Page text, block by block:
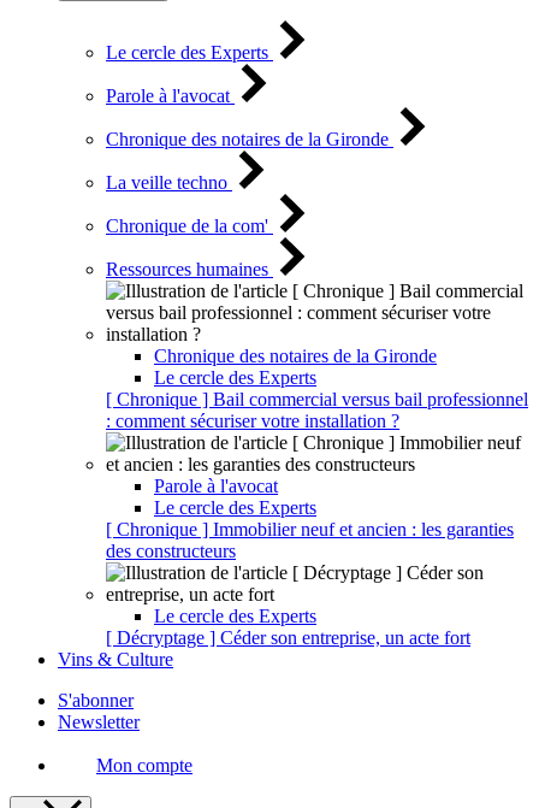
Le cercle des Experts
Parole à l'avocat
Chronique des notaires de la Gironde
La veille techno
Chronique de la com'
Ressources humaines
Chronique des notaires de la Gironde
Le cercle des Experts
[ Chronique ] Bail commercial versus bail professionnel
: comment sécuriser votre installation ?
Parole à l'avocat
Le cercle des Experts
[ Chronique ] Immobilier neuf et ancien : les garanties
des constructeurs
Le cercle des Experts
[ Décryptage ] Céder son entreprise, un acte fort
Vins & Culture
S'abonner
Newsletter
Mon compte